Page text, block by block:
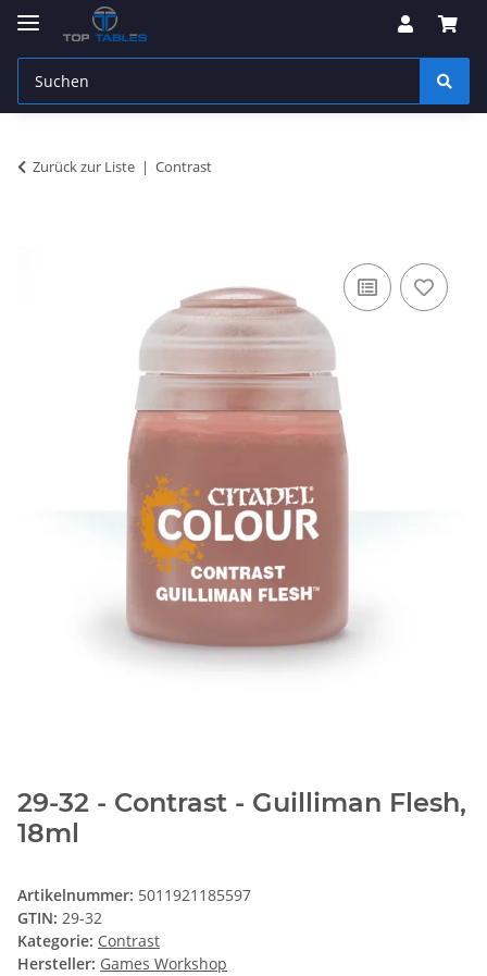
Zurück zur Liste Contrast
29-32 - Contrast - Guilliman Flesh,
18ml
Artikelnummer: 5011921185597
GTIN: 29-32
Kategorie: Contrast
Hersteller: Games Workshop